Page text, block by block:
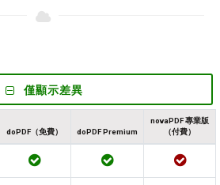
僅顯示差異
doPDF（免費） doPDF Premium
novaPDF 專業版
（付費）